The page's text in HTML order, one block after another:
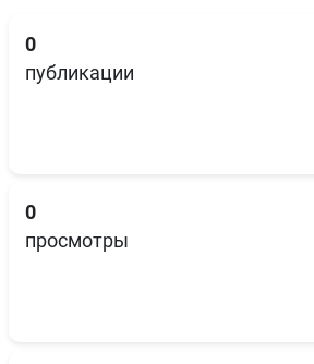
0
публикации
0
просмотры